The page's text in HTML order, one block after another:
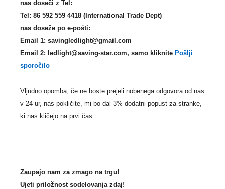
nas doseči z Tel:
Tel: 86 592 559 4418 (International Trade Dept)
nas doseže po e-pošti:
Email 1: savingledlight@gmail.com
Email 2: ledlight@saving-star.com, samo kliknite Pošlji
sporočilo
Vljudno opomba, če ne boste prejeli nobenega odgovora od nas
v 24 ur, nas pokličite, mi bo dal 3% dodatni popust za stranke,
ki nas kličejo na prvi čas.
Zaupajo nam za zmago na trgu!
Ujeti priložnost sodelovanja zdaj!